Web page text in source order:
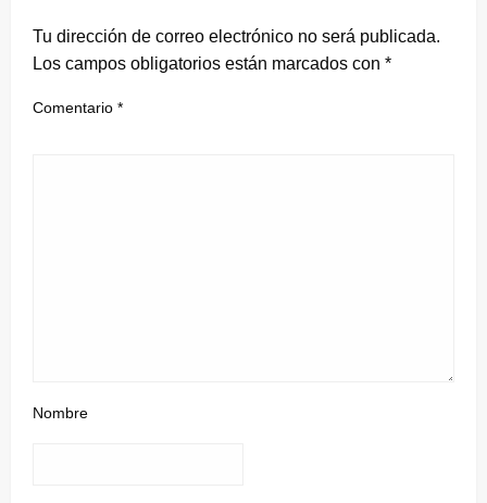
Tu dirección de correo electrónico no será publicada.
Los campos obligatorios están marcados con *
Comentario *
Nombre